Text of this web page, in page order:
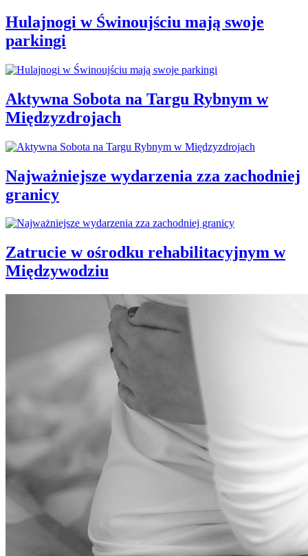
Hulajnogi w Świnoujściu mają swoje
parkingi
Aktywna Sobota na Targu Rybnym w
Międzyzdrojach
Najważniejsze wydarzenia zza zachodniej
granicy
Zatrucie w ośrodku rehabilitacyjnym w
Międzywodziu